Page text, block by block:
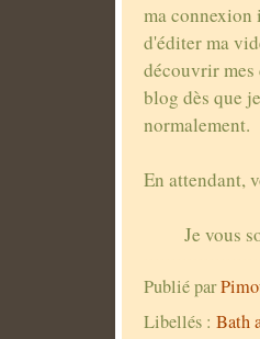
ma connexion
d'éditer ma
découvrir mes
blog dès que
normalement.
En attendant,
Je vous
Publié par
Libellés : Bath